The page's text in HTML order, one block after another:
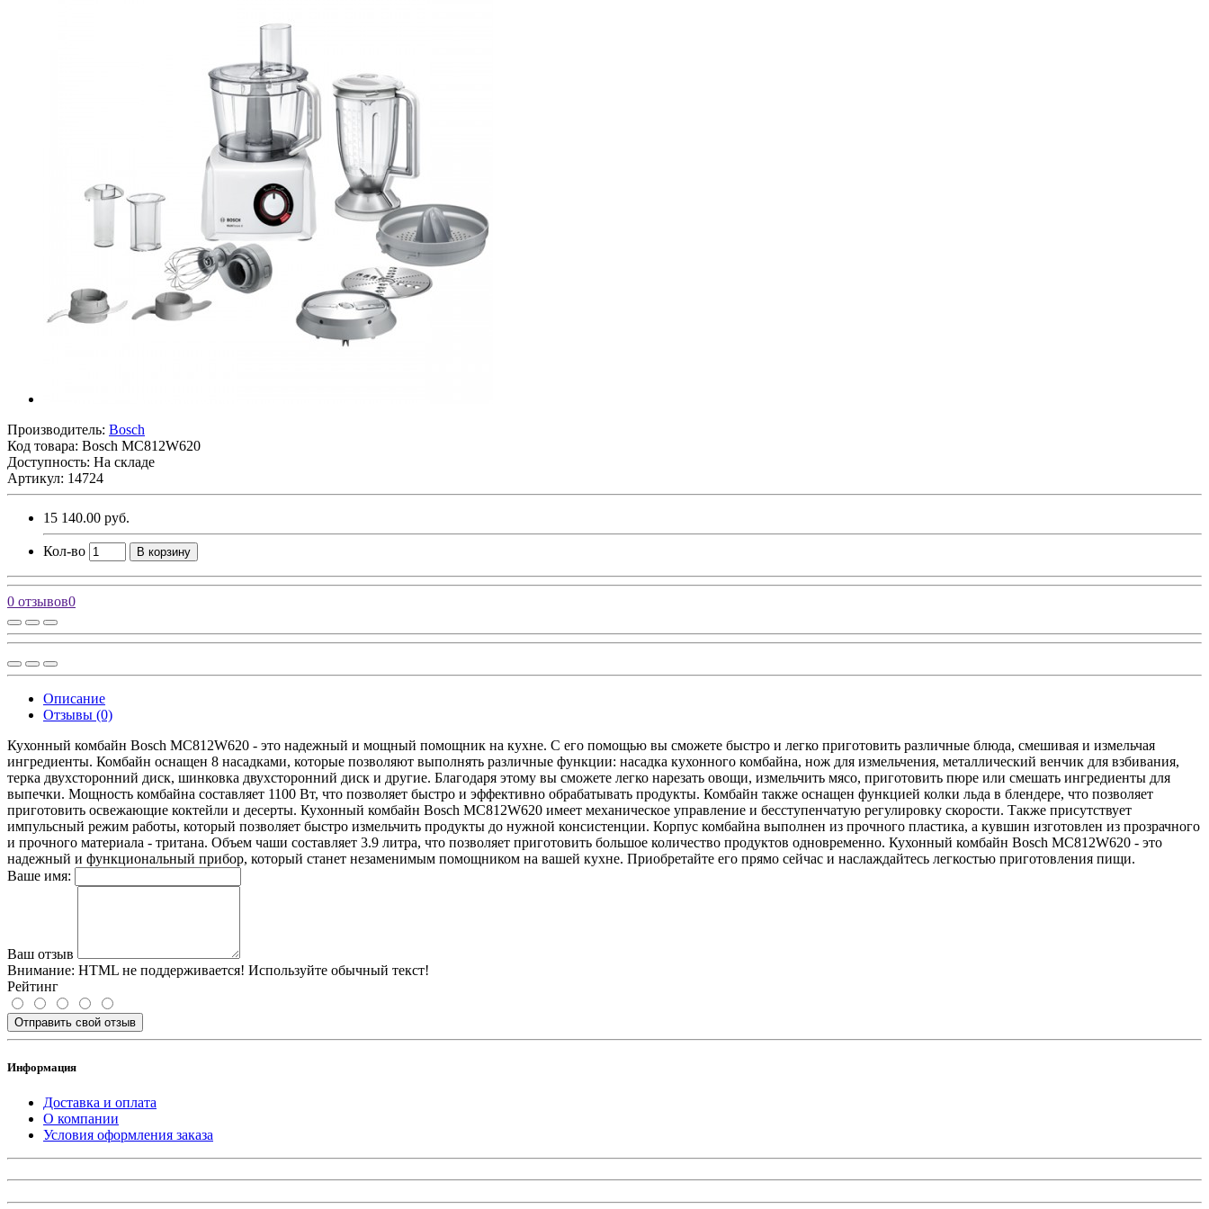
Производитель: Bosch
Код товара: Bosch MC812W620
Доступность: На складе
Артикул: 14724
15 140.00 руб.
Кол-во В корзину
0 отзывов0
Описание
Отзывы (0)
Кухонный комбайн Bosch MC812W620 - это надежный и мощный помощник на кухне. С его помощью вы сможете быстро и легко приготовить различные блюда, смешивая и измельчая
ингредиенты. Комбайн оснащен 8 насадками, которые позволяют выполнять различные функции: насадка кухонного комбайна, нож для измельчения, металлический венчик для взбивания,
терка двухсторонний диск, шинковка двухсторонний диск и другие. Благодаря этому вы сможете легко нарезать овощи, измельчить мясо, приготовить пюре или смешать ингредиенты для
выпечки. Мощность комбайна составляет 1100 Вт, что позволяет быстро и эффективно обрабатывать продукты. Комбайн также оснащен функцией колки льда в блендере, что позволяет
приготовить освежающие коктейли и десерты. Кухонный комбайн Bosch MC812W620 имеет механическое управление и бесступенчатую регулировку скорости. Также присутствует
импульсный режим работы, который позволяет быстро измельчить продукты до нужной консистенции. Корпус комбайна выполнен из прочного пластика, а кувшин изготовлен из прозрачного
и прочного материала - тритана. Объем чаши составляет 3.9 литра, что позволяет приготовить большое количество продуктов одновременно. Кухонный комбайн Bosch MC812W620 - это
надежный и функциональный прибор, который станет незаменимым помощником на вашей кухне. Приобретайте его прямо сейчас и наслаждайтесь легкостью приготовления пищи.
Ваше имя:
Ваш отзыв
Внимание: HTML не поддерживается! Используйте обычный текст!
Рейтинг
Отправить свой отзыв
Информация
Доставка и оплата
О компании
Условия оформления заказа